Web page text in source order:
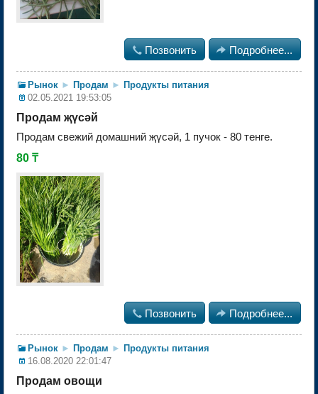
 Позвонить  Подробнее...
Рынок ► Продам ► Продукты питания
02.05.2021 19:53:05
Продам җүсәй
Продам свежий домашний җүсәй, 1 пучок - 80 тенге.
80 ₸
 Позвонить  Подробнее...
Рынок ► Продам ► Продукты питания
16.08.2020 22:01:47
Продам овощи